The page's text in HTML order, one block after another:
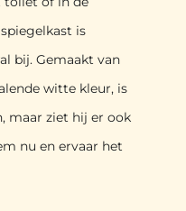
is
bij. Gemaakt van
witte kleur, is
maar ziet hij er ook
nu en ervaar het